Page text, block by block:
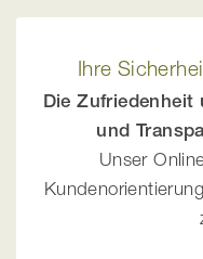
Ihre
Die Zufriedenheit
und
Unser